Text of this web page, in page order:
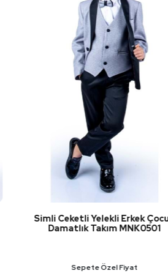
Çocuk Damatlık Yaka Simli
Takım Elbise MNK0541
Sepete Özel Fiyat